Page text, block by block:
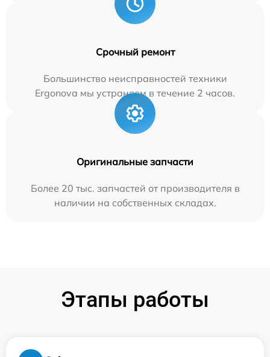
Срочный ремонт
Большинство неисправностей техники
Ergonova мы устраняем в течение 2 часов.
Оригинальные запчасти
Более 20 тыс. запчастей от производителя в
наличии на собственных складах.
Этапы работы